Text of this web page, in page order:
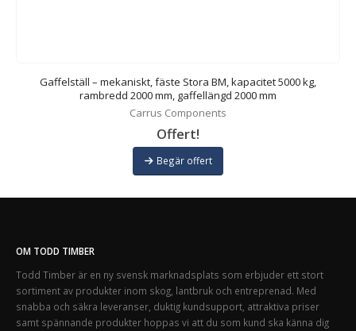
Gaffelställ – mekaniskt, fäste Stora BM, kapacitet 5000 kg,
rambredd 2000 mm, gaffellängd 2000 mm
Carrus Components
Offert!
Begär offert
OM TODD TIMBER
Todd Timber är en ny svensk marknadsplats som erbjuder ett stort
sortiment av produkter inom skog, lantbruk och entreprenad. Med
snabba och säkra leveranser, duktig kundsupport, attraktiva priser
samt spännande produkter hoppas vi att du som kund ska känna dig